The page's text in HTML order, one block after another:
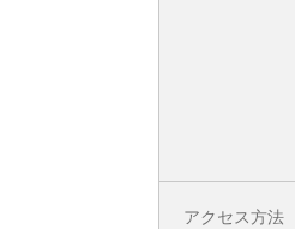
アクセス方法